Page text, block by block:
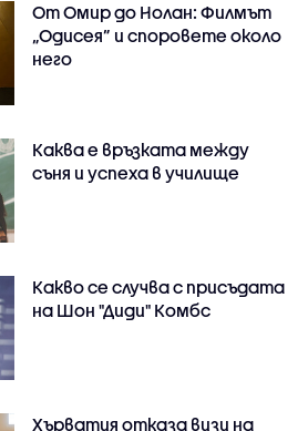
От Омир до Нолан: Филмът
„Одисея” и споровете около
него
Каква е връзката между
съня и успеха в училище
Какво се случва с присъдата
на Шон "Диди" Комбс
Хърватия отказа визи на